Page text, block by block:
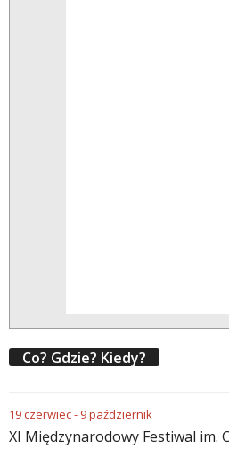
Co? Gdzie? Kiedy?
19czerwiec- 9październik
XI Międzynarodowy Festiwal im.